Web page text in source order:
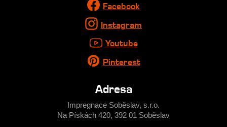
Facebook
Instagram
Youtube
Pinterest
Adresa
Impregnace Soběslav, s.r.o.
Na Pískách 420, 392 01 Soběslav